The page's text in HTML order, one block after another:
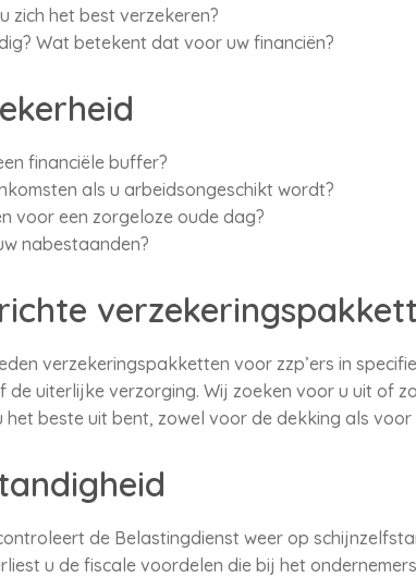
zich het best verzekeren?
Wat betekent dat voor uw financiën?
financiële buffer?
als u arbeidsongeschikt wordt?
voor een zorgeloze oude dag?
nabestaanden?
verzekeringspakketten voor zzp’ers in
de uiterlijke verzorging. Wij zoeken voor u uit of
het beste uit bent, zowel voor de dekking als voor
de Belastingdienst weer op
u de fiscale voordelen die bij het